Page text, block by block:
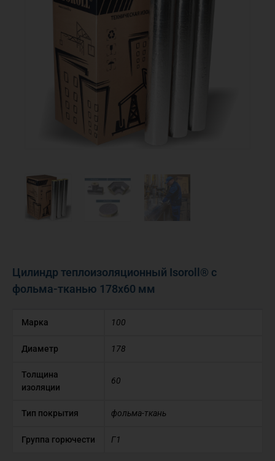
Цилиндр теплоизоляционный Isoroll® с
фольма-тканью 178х60 мм
Марка 100
Диаметр 178
Толщина
изоляции
60
Тип покрытия фольма-ткань
Группа горючести Г1